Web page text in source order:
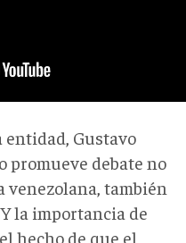
Gustavo
promueve debate no
venezolana, también
la importancia de
hecho de que el